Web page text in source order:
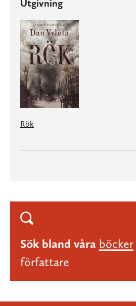
Utgivning
Rök
Sök bland våra böcker
författare